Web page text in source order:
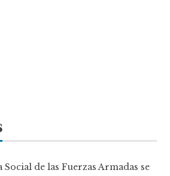
de las Fuerzas Armadas se